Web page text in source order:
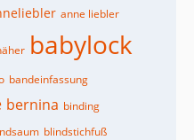
anne liebler
babylock
bandeinfassung
bernina binding
blindstichfuß